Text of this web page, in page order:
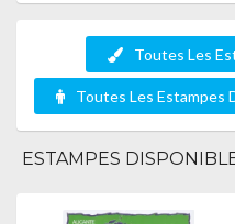
Toutes Les
Toutes Les Estampes
ESTAMPES